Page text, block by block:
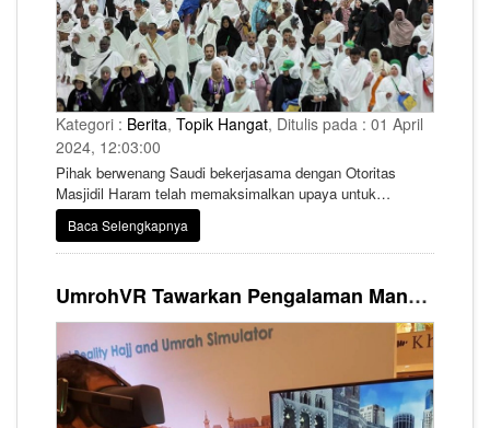
Kategori : Berita, Topik Hangat, Ditulis pada : 01 April
2024, 12:03:00
Pihak berwenang Saudi bekerjasama dengan Otoritas
Masjidil Haram telah memaksimalkan upaya untuk
mengatasi masuknya jamaah ketika ibadah umrah
mencapai klimaksnya di Masjidil Hara, di 10 hari akhir
bulan Ramadhan.
Baca Selengkapnya
UmrohVR Tawarkan Pengalaman Manasik Umrah dengan Teknologi Virtual Reality